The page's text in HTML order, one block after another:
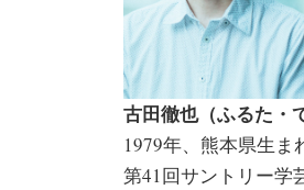
古田徹也（ふるた・
1979年、熊本県生
第41回サントリー学